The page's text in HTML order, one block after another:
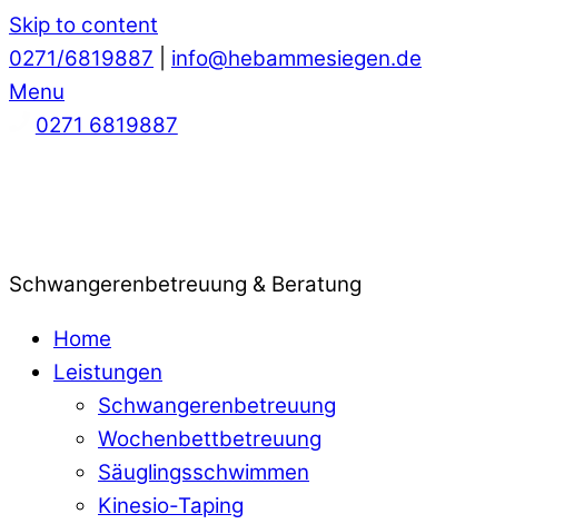
Skip to content
0271/6819887
info@hebammesiegen.de
Menu
0271 6819887
Schwangerenbetreuung & Beratung
Home
Leistungen
Schwangerenbetreuung
Wochenbettbetreuung
Säuglingsschwimmen
Kinesio-Taping